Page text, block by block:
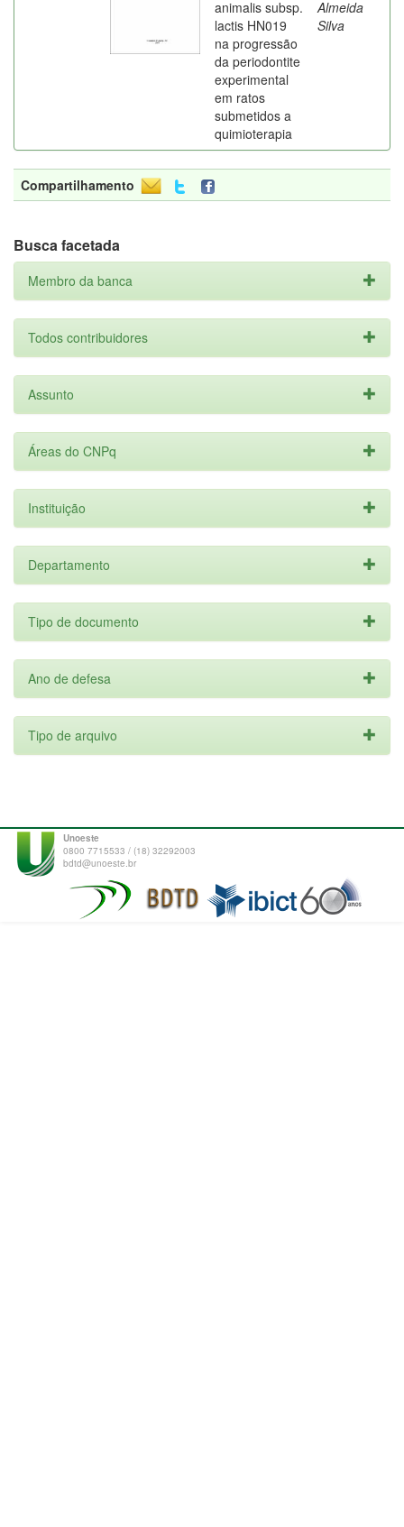
animalis subsp.
lactis HN019
na progressão
da periodontite
experimental
em ratos
submetidos a
quimioterapia
Almeida
Silva
Compartilhamento
Busca facetada
Membro da banca
Todos contribuidores
Assunto
Áreas do CNPq
Instituição
Departamento
Tipo de documento
Ano de defesa
Tipo de arquivo
Unoeste
0800 7715533 / (18) 32292003
bdtd@unoeste.br